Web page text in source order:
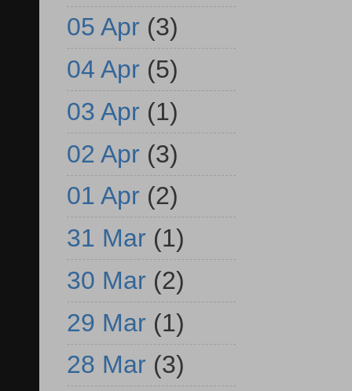
05 Apr (3)
04 Apr (5)
03 Apr (1)
02 Apr (3)
01 Apr (2)
31 Mar (1)
30 Mar (2)
29 Mar (1)
28 Mar (3)